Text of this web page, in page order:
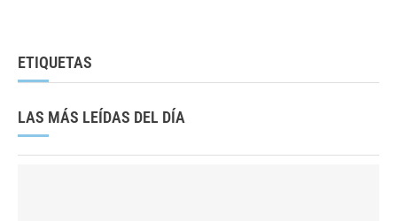
ETIQUETAS
LAS MÁS LEÍDAS DEL DÍA